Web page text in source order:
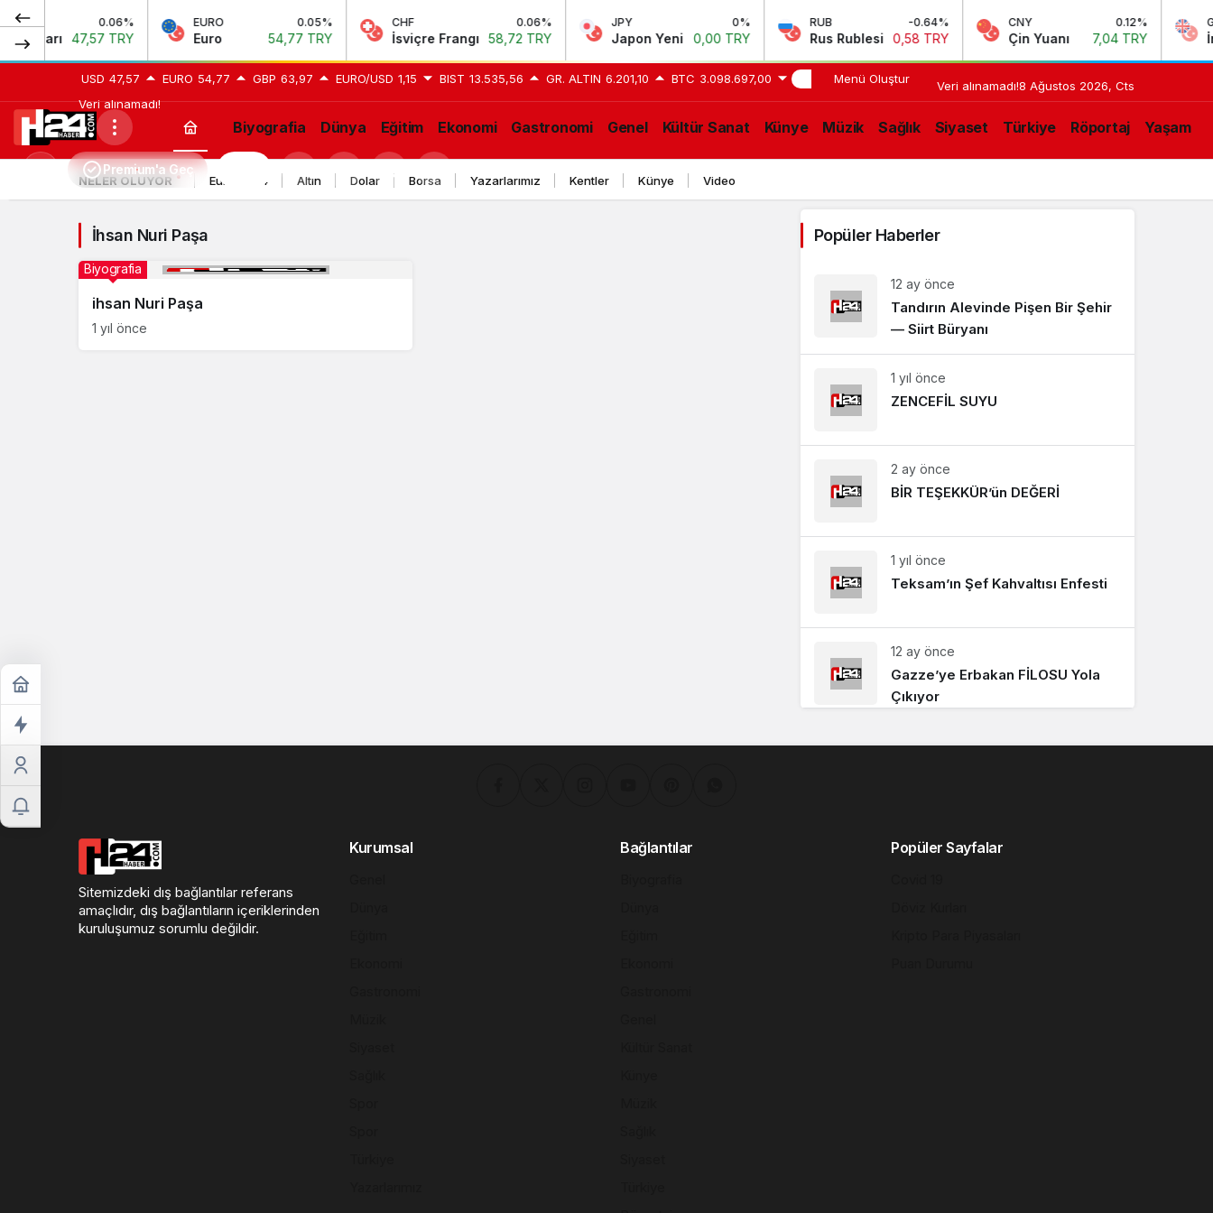
0.06%
47,57 TRY
EURO 0.05%
Euro 54,77 TRY
CHF 0.06%
İsviçre Frangı 58,72 TRY
JPY
Japon Yeni 0,00 TRY
RUB -0.64%
Rus Rublesi 0,58 TRY
CNY 0.12%
Çin Yuanı 7,04 TRY
GBP
USD 47,57 EURO 54,77 GBP 63,97 EURO/USD 1,15 BIST 13.535,56 GR. ALTIN 6.201,10 BTC 3.098.697,00 17:11 HERKES
Menü Oluştur
Veri alınamadı!
Veri alınamadı!8 Ağustos 2026, Cts
İhsan
Nuri
Paşa
Haberleri
Biyografia Dünya Eğitim Ekonomi Gastronomi Genel Kültür Sanat Künye Müzik Sağlık Siyaset Türkiye Röportaj Yaşam
değiştir
Premium'a Geç
NELER OLUYOR Euro 2024 Altın Dolar Borsa Yazarlarımız Kentler Künye Video
İhsan Nuri Paşa
ihsan Nuri Paşa
Biyografia
1 yıl önce
Popüler Haberler
12 ay önce
Tandırın Alevinde Pişen Bir Şehir
— Siirt Büryanı
1 yıl önce
ZENCEFİL SUYU
2 ay önce
BİR TEŞEKKÜR’ün DEĞERİ
1 yıl önce
Teksam’ın Şef Kahvaltısı Enfesti
12 ay önce
Gazze’ye Erbakan FİLOSU Yola
Çıkıyor
Sitemizdeki dış bağlantılar referans
amaçlıdır, dış bağlantıların içeriklerinden
kuruluşumuz sorumlu değildir.
Kurumsal Bağlantılar Popüler Sayfalar